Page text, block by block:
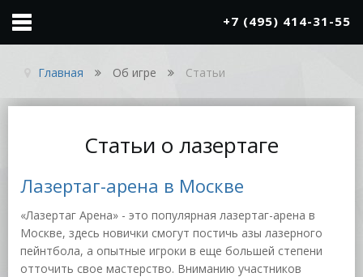
+7 (495) 414-31-55
Главная Об игре Статьи
Статьи о лазертаге
Лазертаг-арена в Москве
«Лазертаг Арена» - это популярная лазертаг-арена в
Москве, здесь новички смогут постичь азы лазерного
пейнтбола, а опытные игроки в еще большей степени
отточить свое мастерство. Вниманию участников